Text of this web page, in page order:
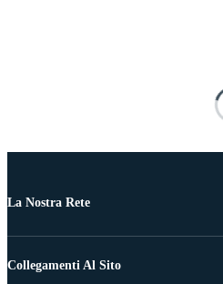
La Nostra Rete
Collegamenti Al Sito